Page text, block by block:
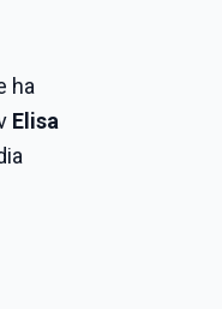
ha
Elisa